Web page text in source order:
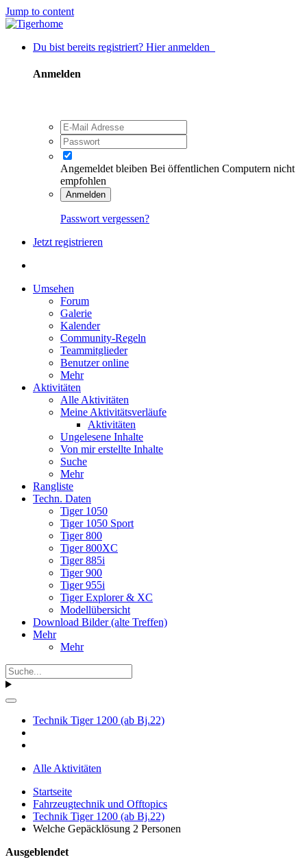
Jump to content
Du bist bereits registriert? Hier anmelden
Anmelden
Angemeldet bleiben Bei öffentlichen Computern nicht
empfohlen
Anmelden
Passwort vergessen?
Jetzt registrieren
Umsehen
Forum
Galerie
Kalender
Community-Regeln
Teammitglieder
Benutzer online
Mehr
Aktivitäten
Alle Aktivitäten
Meine Aktivitätsverläufe
Aktivitäten
Ungelesene Inhalte
Von mir erstellte Inhalte
Suche
Mehr
Rangliste
Techn. Daten
Tiger 1050
Tiger 1050 Sport
Tiger 800
Tiger 800XC
Tiger 885i
Tiger 900
Tiger 955i
Tiger Explorer & XC
Modellübersicht
Download Bilder (alte Treffen)
Mehr
Mehr
Technik Tiger 1200 (ab Bj.22)
Alle Aktivitäten
Startseite
Fahrzeugtechnik und Offtopics
Technik Tiger 1200 (ab Bj.22)
Welche Gepäcklösung 2 Personen
Ausgeblendet